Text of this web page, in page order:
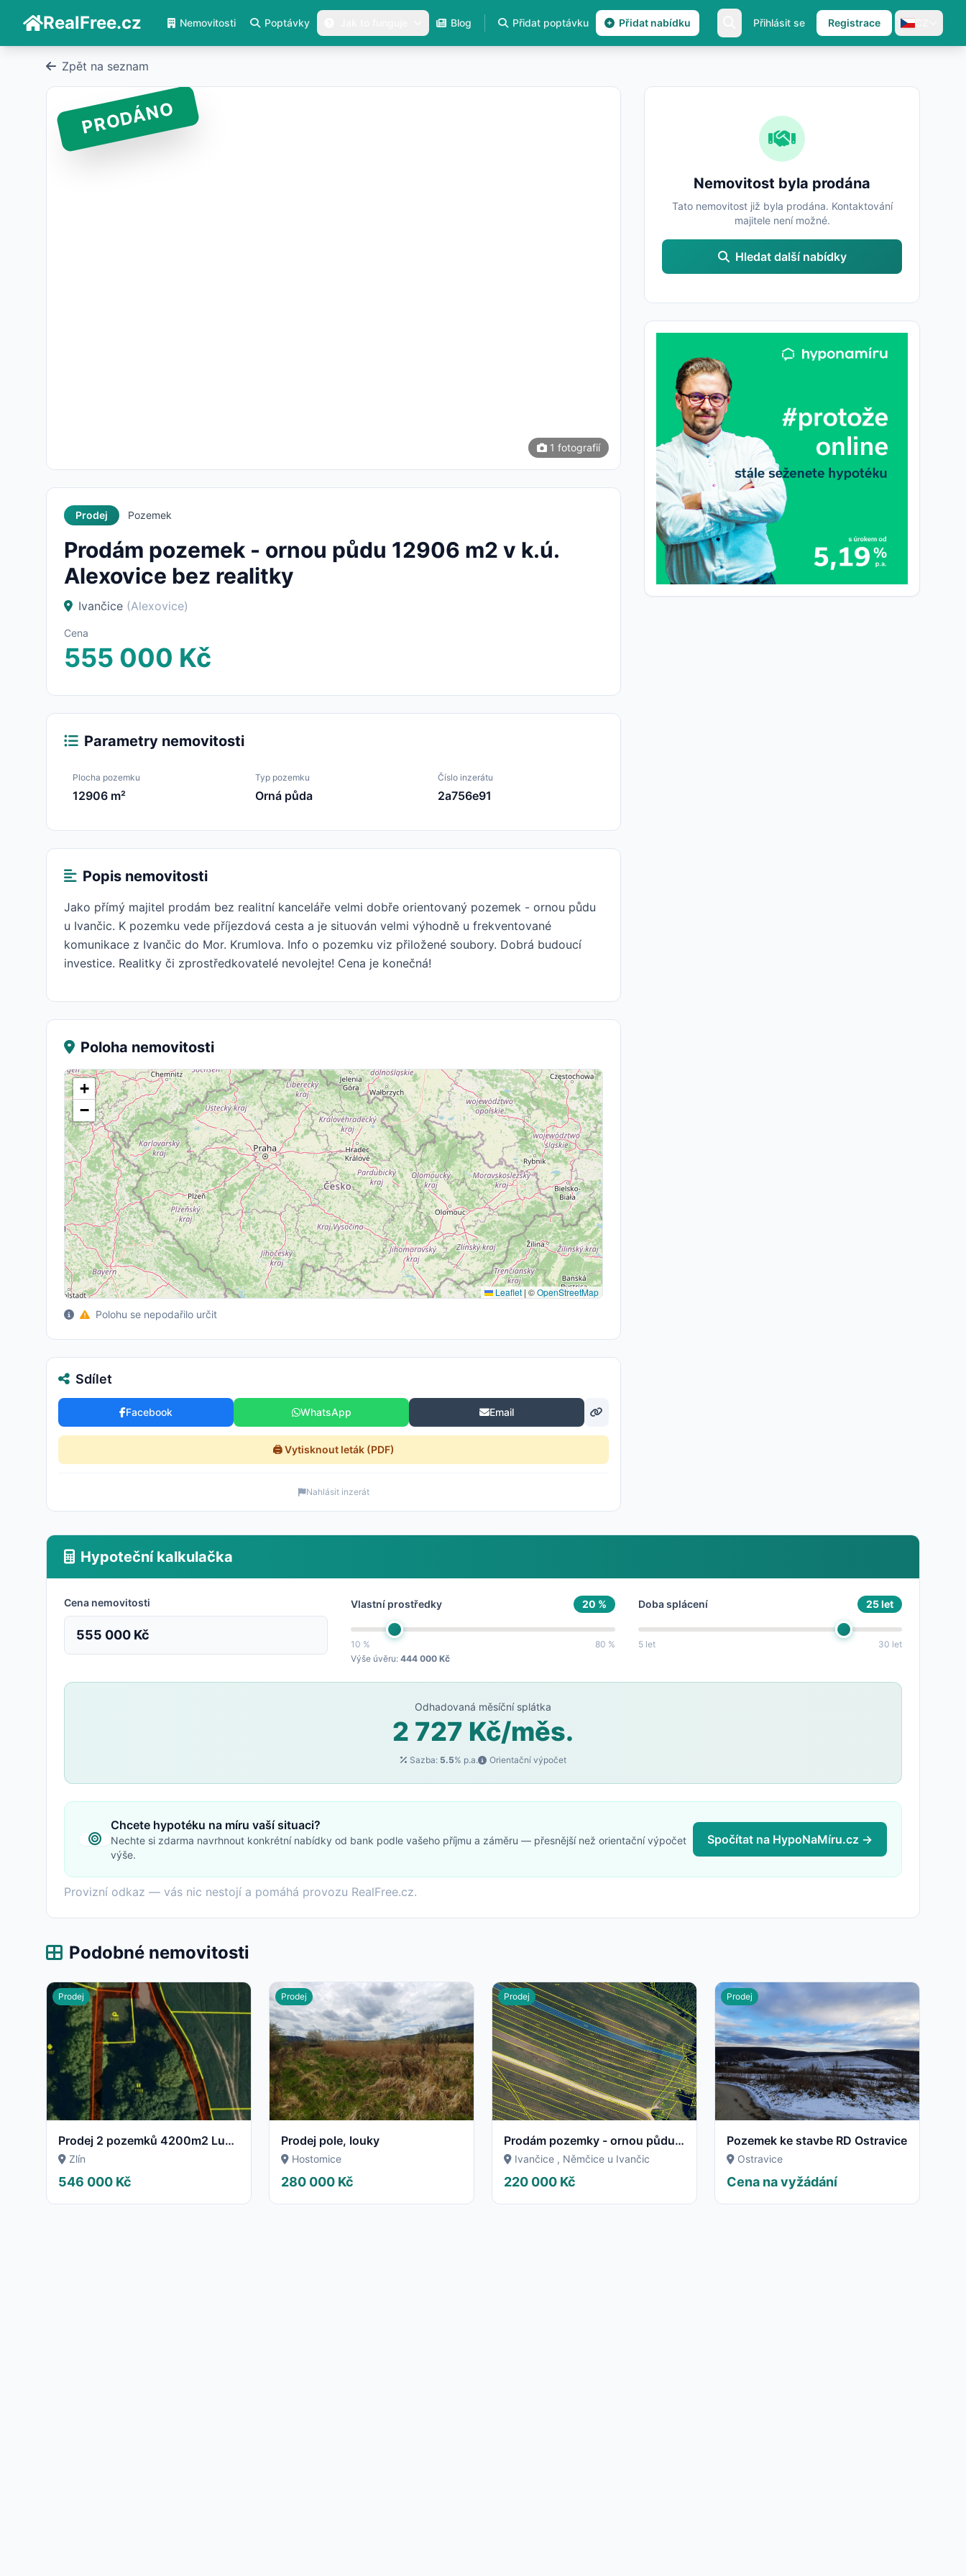
RealFree.cz Nemovitosti Poptávky Blog Přidat poptávku Přidat nabídku Přihlásit se Registrace
Zpět na seznam
PRODÁNO
1 fotografií
Prodej Pozemek
Prodám pozemek - ornou půdu 12906 m2 v k.ú.
Alexovice bez realitky
Ivančice (Alexovice)
Cena
555 000 Kč
Parametry nemovitosti
Plocha pozemku
12906 m²
Typ pozemku
Orná půda
Číslo inzerátu
2a756e91
Popis nemovitosti
Jako přímý majitel prodám bez realitní kanceláře velmi dobře orientovaný pozemek - ornou půdu
u Ivančic. K pozemku vede příjezdová cesta a je situován velmi výhodně u frekventované
komunikace z Ivančic do Mor. Krumlova. Info o pozemku viz přiložené soubory. Dobrá budoucí
investice. Realitky či zprostředkovatelé nevolejte! Cena je konečná!
Poloha nemovitosti
+
−
Leaflet | ©OpenStreetMap
Polohu se nepodařilo určit
Sdílet
Facebook WhatsApp Email
🖨️ Vytisknout leták (PDF)
Nahlásit inzerát
Nemovitost byla prodána
Tato nemovitost již byla prodána. Kontaktování
majitele není možné.
Hledat další nabídky
Hypoteční kalkulačka
Cena nemovitosti
555 000 Kč
Vlastní prostředky 20 %
10 %
80 %
Výše úvěru:444 000 Kč
Doba splácení 25 let
5 let 30 let
Odhadovaná měsíční splátka
2 727 Kč/měs.
Sazba: 5.5% p.a. Orientační výpočet
Chcete hypotéku na míru vaší situaci?
Nechte si zdarma navrhnout konkrétní nabídky od bank podle vašeho příjmu a záměru — přesnější než orientační výpočet
výše.
Spočítat na HypoNaMíru.cz →
Provizní odkaz — vás nic nestojí a pomáhá provozu RealFree.cz.
Podobné nemovitosti
Prodej
Prodej 2 pozemků 4200m2 Lužkovice u Zlína
Zlín
546 000 Kč
Prodej
Prodej pole, louky
Hostomice
280 000 Kč
Prodej
Prodám pozemky - ornou půdu v k.ú. Němčice u Ivančic, bez realitky
Ivančice , Němčice u Ivančic
220 000 Kč
Prodej
Pozemek ke stavbe RD Ostravice
Ostravice
Cena na vyžádání